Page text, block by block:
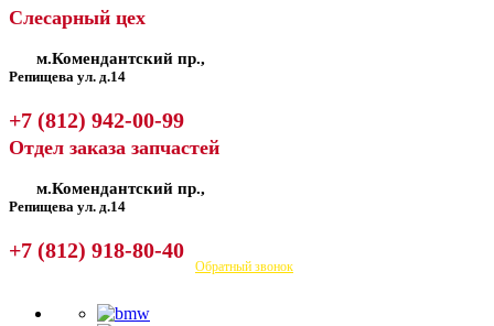
Слесарный цех
м.Комендантский пр.,
Репищева ул. д.14
+7 (812) 942-00-99
Отдел заказа запчастей
м.Комендантский пр.,
Репищева ул. д.14
+7 (812) 918-80-40
Посмотреть на карте Обратный звонок